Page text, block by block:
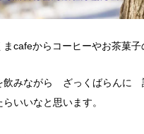
cafeからコーヒーやお茶菓子
みながら ざっくばらんに
いいなと思います。